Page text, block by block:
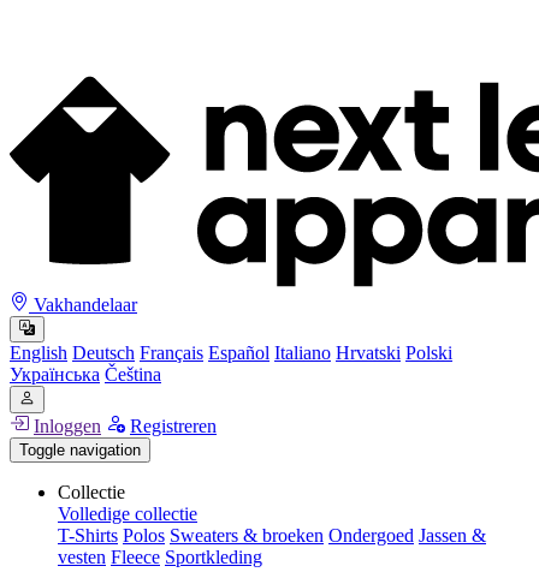
Vakhandelaar
English Deutsch Français Español Italiano Hrvatski Polski
Українська Čeština
Inloggen Registreren
Toggle navigation
Collectie
Volledige collectie
T-Shirts Polos Sweaters & broeken Ondergoed Jassen &
vesten Fleece Sportkleding